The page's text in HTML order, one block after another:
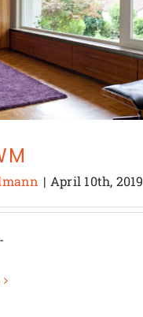
| April 10th, 2019